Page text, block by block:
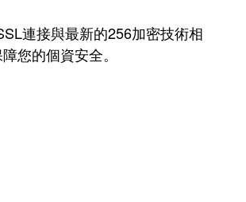
連接與最新的256加密技術相
您的個資安全。